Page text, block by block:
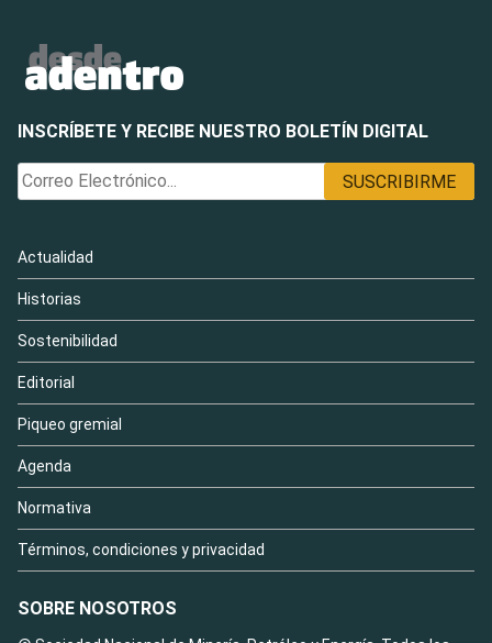
INSCRÍBETE Y RECIBE NUESTRO BOLETÍN DIGITAL
Actualidad
Historias
Sostenibilidad
Editorial
Piqueo gremial
Agenda
Normativa
Términos, condiciones y privacidad
SOBRE NOSOTROS